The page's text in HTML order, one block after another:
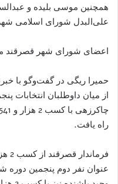
همچنین موسی بلیده و
علی‌البدل شورای اسلامی
اعضای شورای شهر
حمیرا ریگی در گفت‌وگو با
از میان داوطلبان انتخابات
راه یافت.
عنوان نفر دوم پنجمین دوره